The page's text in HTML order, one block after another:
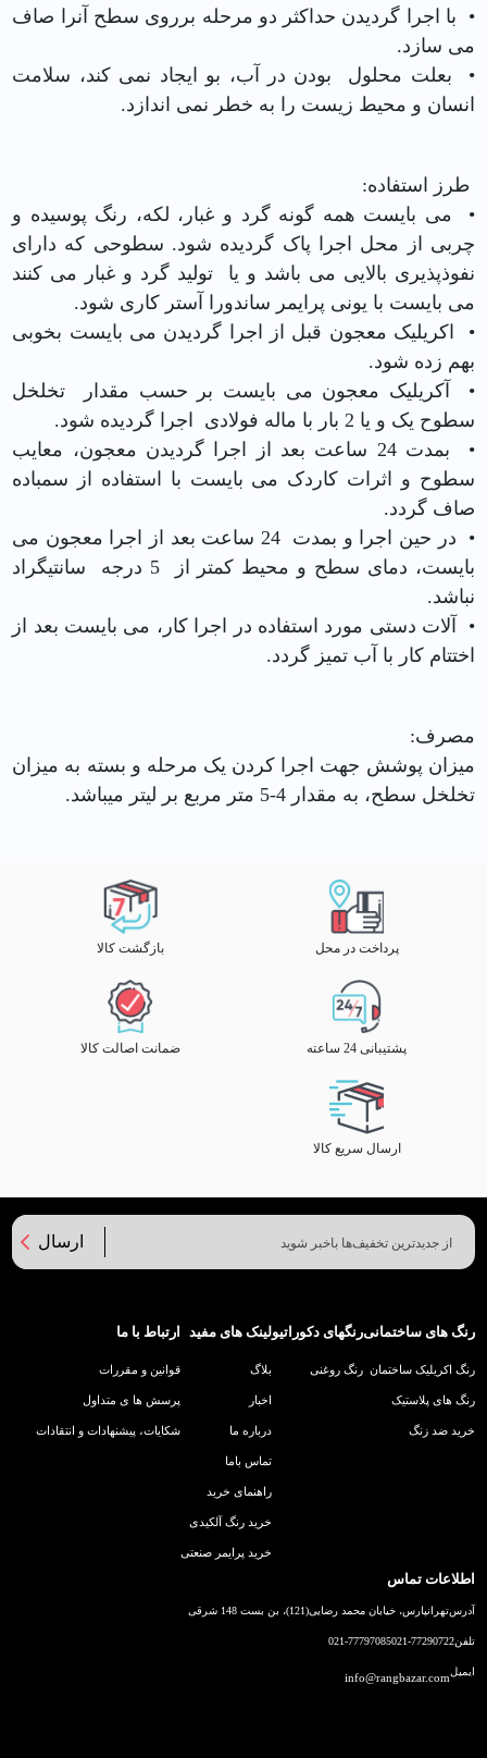
• با اجرا گردیدن حداکثر دو مرحله برروی سطح آنرا صاف
می سازد.
• بعلت محلول بودن در آب، بو ایجاد نمی کند، سلامت
انسان و محیط زیست را به خطر نمی اندازد.
طرز استفاده:
• می بایست همه گونه گرد و غبار، لکه، رنگ پوسیده و
چربی از محل اجرا پاک گردیده شود. سطوحی که دارای
نفوذپذیری بالایی می باشد و یا تولید گرد و غبار می کنند
می بایست با یونی پرایمر ساندورا آستر کاری شود.
• اکریلیک معجون قبل از اجرا گردیدن می بایست بخوبی
بهم زده شود.
• آکریلیک معجون می بایست بر حسب مقدار تخلخل
سطوح یک و یا 2 بار با ماله فولادی اجرا گردیده شود.
• بمدت 24 ساعت بعد از اجرا گردیدن معجون، معایب
سطوح و اثرات کاردک می بایست با استفاده از سمباده
صاف گردد.
• در حین اجرا و بمدت 24 ساعت بعد از اجرا معجون می
بایست، دمای سطح و محیط کمتر از 5 درجه سانتیگراد
نباشد.
• آلات دستی مورد استفاده در اجرا کار، می بایست بعد از
اختتام کار با آب تمیز گردد.
مصرف:
ميزان پوشش جهت اجرا کردن یک مرحله و بسته به میزان
تخلخل سطح، به مقدار 4-5 متر مربع بر ليتر ميباشد.
پرداخت در محل بازگشت کالا
پشتیبانی 24 ساعته ضمانت اصالت کالا
ارسال سریع کالا
ارسال
رنگ های ساختمانی
رنگ اکریلیک ساختمان
رنگ های پلاستیک
خرید ضد زنگ
رنگهای دکوراتیو
رنگ روغنی
لینک های مفید
بلاگ
اخبار
درباره ما
تماس باما
راهنمای خرید
خرید رنگ آلکیدی
خرید پرایمر صنعتی
ارتباط با ما
قوانین و مقررات
پرسش ها ی متداول
شکایات، پیشنهادات و انتقادات
اطلاعات تماس
آدرستهرانپارس، خیابان محمد رضایی(121)، بن بست 148 شرقی
تلفن021-77290722
021-77797085
ایمیلinfo@rangbazar.com